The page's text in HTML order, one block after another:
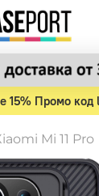
15% Промо код
Mi 11 Pro